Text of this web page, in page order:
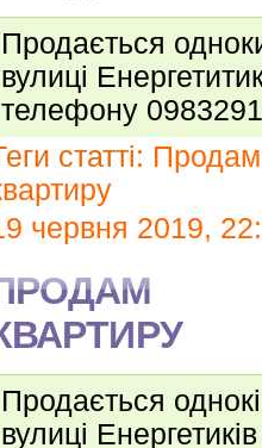
Продається
вулиці
телефону
статті: Продам
червня 2019,
Продається
вулиці